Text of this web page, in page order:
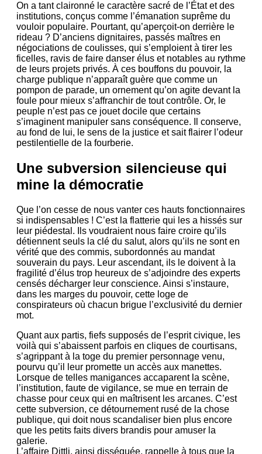
On a tant claironné le caractère sacré de l’État et des
institutions, conçus comme l’émanation suprême du
vouloir populaire. Pourtant, qu’aperçoit-on derrière le
rideau ? D’anciens dignitaires, passés maîtres en
négociations de coulisses, qui s’emploient à tirer les
ficelles, ravis de faire danser élus et notables au rythme
de leurs projets privés. À ces bouffons du pouvoir, la
charge publique n’apparaît guère que comme un
pompon de parade, un ornement qu’on agite devant la
foule pour mieux s’affranchir de tout contrôle. Or, le
peuple n’est pas ce jouet docile que certains
s’imaginent manipuler sans conséquence. Il conserve,
au fond de lui, le sens de la justice et sait flairer l’odeur
pestilentielle de la fourberie.
Une subversion silencieuse qui
mine la démocratie
Que l’on cesse de nous vanter ces hauts fonctionnaires
si indispensables ! C’est la flatterie qui les a hissés sur
leur piédestal. Ils voudraient nous faire croire qu’ils
détiennent seuls la clé du salut, alors qu’ils ne sont en
vérité que des commis, subordonnés au mandat
souverain du pays. Leur ascendant, ils le doivent à la
fragilité d’élus trop heureux de s’adjoindre des experts
censés décharger leur conscience. Ainsi s’instaure,
dans les marges du pouvoir, cette loge de
conspirateurs où chacun brigue l’exclusivité du dernier
mot.
Quant aux partis, fiefs supposés de l’esprit civique, les
voilà qui s’abaissent parfois en cliques de courtisans,
s’agrippant à la toge du premier personnage venu,
pourvu qu’il leur promette un accès aux manettes.
Lorsque de telles manigances accaparent la scène,
l’institution, faute de vigilance, se mue en terrain de
chasse pour ceux qui en maîtrisent les arcanes. C’est
cette subversion, ce détournement rusé de la chose
publique, qui doit nous scandaliser bien plus encore
que les petits faits divers brandis pour amuser la
galerie.
L’affaire Dittli, ainsi disséquée, rappelle à tous que la